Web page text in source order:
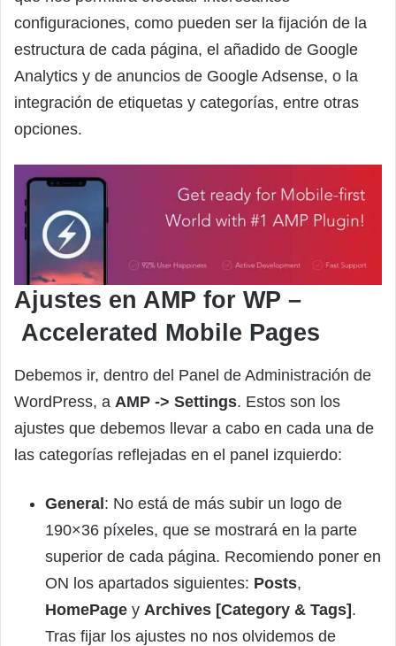
configuraciones, como pueden ser la fijación de la
estructura de cada página, el añadido de Google
Analytics y de anuncios de Google Adsense, o la
integración de etiquetas y categorías, entre otras
opciones.
Ajustes en AMP for WP –
Accelerated Mobile Pages
Debemos ir, dentro del Panel de Administración de
WordPress, a AMP -> Settings. Estos son los
ajustes que debemos llevar a cabo en cada una de
las categorías reflejadas en el panel izquierdo:
General: No está de más subir un logo de
190×36 píxeles, que se mostrará en la parte
superior de cada página. Recomiendo poner en
ON los apartados siguientes: Posts,
HomePage y Archives [Category & Tags].
Tras fijar los ajustes no nos olvidemos de